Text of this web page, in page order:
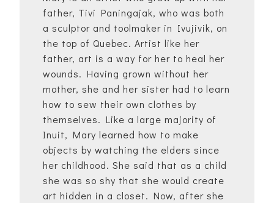
father, Tivi Paningajak, who was both
a sculptor and toolmaker in Ivujivik, on
the top of Quebec. Artist like her
father, art is a way for her to heal her
wounds. Having grown without her
mother, she and her sister had to learn
how to sew their own clothes by
themselves. Like a large majority of
Inuit, Mary learned how to make
objects by watching the elders since
her childhood. She said that as a child
she was so shy that she would create
art hidden in a closet. Now, after she